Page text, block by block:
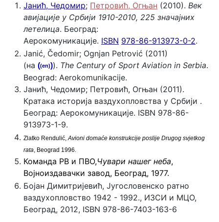
Јанић, Чедомир; Петровић, Огњан (2010). Век
авијације у Србији 1910-2010, 225 значајних
летелица. Београд:
Аерокомуникације. ISBN 978-86-913973-0-2.
Janić, Čedomir; Ognjan Petrović (2011)
(на ((en))). The Century of Sport Aviation in Serbia.
Beograd: Aerokomunikacije.
Јанић, Чедомир; Петровић, Огњан (2011).
Кратака историја ваздухопловства у Србији .
Београд: Аерокомуникације. ISBN 978-86-
913973-1-9.
Zlatko Rendulić, Avioni domaće konstrukcije poslije Drugog svjetkog
rata , Beograd 1996.
Команда РВ и ПВО,Чувари нашег неба,
Војноиздавачки завод, Београд, 1977.
Бојан Димитријевић, Југословенско ратно
ваздухопловство 1942 - 1992., ИЗСИ и МЦО,
Београд, 2012, ISBN 978-86-7403-163-6